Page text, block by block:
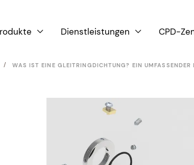
 Dienstleistungen  CPD-
/ WAS IST EINE GLEITRINGDICHTUNG? EIN UMFASSENDER